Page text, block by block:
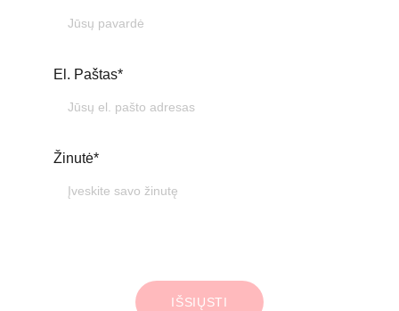
El. Paštas*
Žinutė*
IŠSIŲSTI